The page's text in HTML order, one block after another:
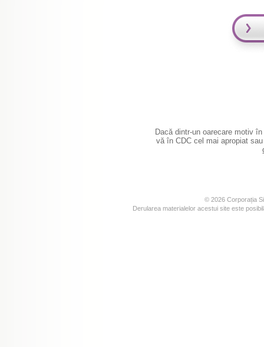
Dacă dintr-un oarecare motiv
vă în CDC cel mai apropiat
© 2026 Corporația
Derularea materialelor acestui site este